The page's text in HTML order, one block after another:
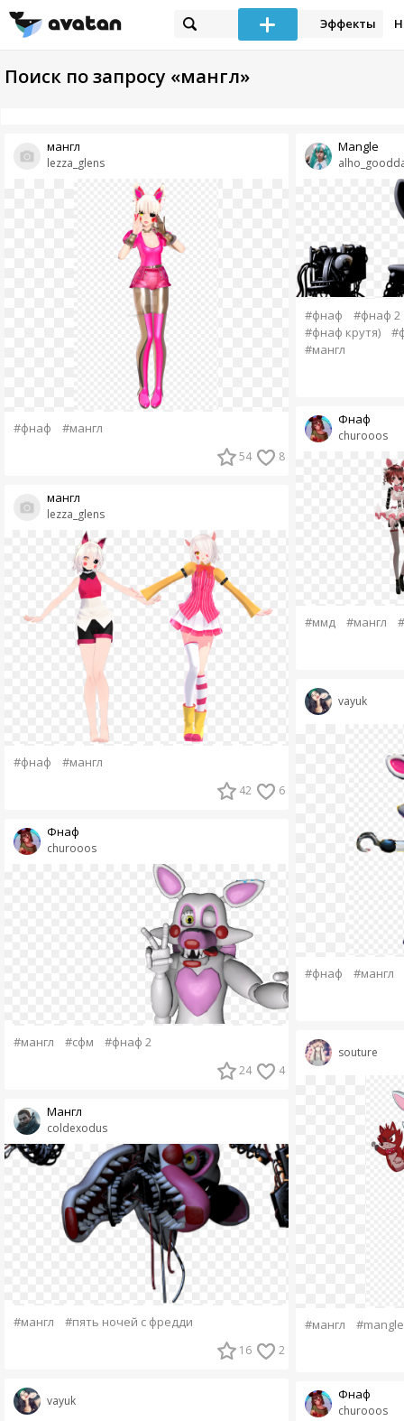
Эффекты
Поиск по запросу «мангл»
lezza_glens
мангл
#фнаф #мангл
54 8
lezza_glens
мангл
#фнаф #мангл
42 6
churooos
Фнаф
#мангл #сфм #фнаф 2
24 4
coldexodus
Мангл
#мангл #пять ночей с фредди
16 2
vayuk
Mangle
#фнаф
#фнаф 2
#фнаф крутя)
#мангл
churooos
Фнаф
#ммд #мангл
vayuk
#фнаф #мангл
souture
#мангл #mangle
churooos
Фнаф